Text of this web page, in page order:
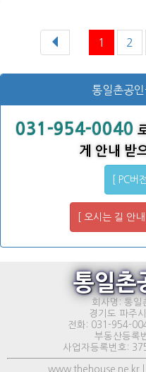
1 2
통일촌공
031-954-0040
게 안내 받
[ PC버
[ 오시는 길 안내 ]
통일촌
회사명: 통일
경기도 파주
전화: 031-954-
부동산등록
사업자등록번호:
www.thehouse.ne.kr |